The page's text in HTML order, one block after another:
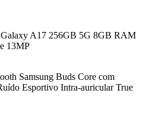
Galaxy A17 256GB 5G 8GB RAM
13MP
Samsung Buds Core com
Esportivo Intra-auricular True